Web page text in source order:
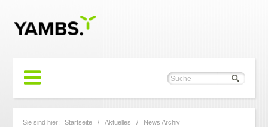
Sie sind hier: Startseite /Aktuelles / News Archiv